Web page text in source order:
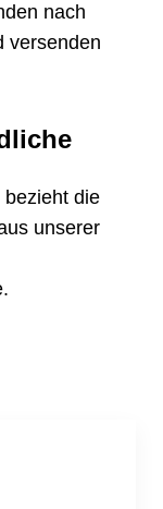
nach
versenden
bezieht die
unserer